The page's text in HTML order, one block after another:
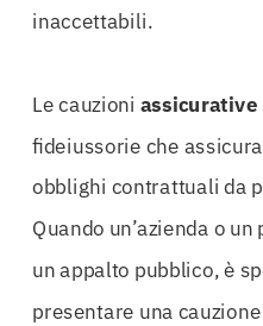
inaccettabili.
Le cauzioni assicurative
fideiussorie che
obblighi contrattuali da
Quando un’azienda o
un appalto pubblico, è
presentare una